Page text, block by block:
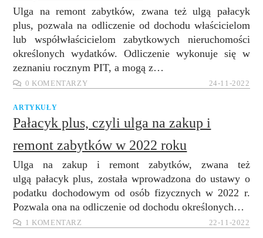
Ulga na remont zabytków, zwana też ulgą pałacyk
plus, pozwala na odliczenie od dochodu właścicielom
lub współwłaścicielom zabytkowych nieruchomości
określonych wydatków. Odliczenie wykonuje się w
zeznaniu rocznym PIT, a mogą z…
0 KOMENTARZY 24-11-2022
ARTYKUŁY
Pałacyk plus, czyli ulga na zakup i
remont zabytków w 2022 roku
Ulga na zakup i remont zabytków, zwana też
ulgą pałacyk plus, została wprowadzona do ustawy o
podatku dochodowym od osób fizycznych w 2022 r.
Pozwala ona na odliczenie od dochodu określonych…
1 KOMENTARZ 22-11-2022